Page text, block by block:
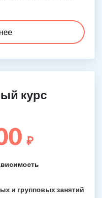
курс
₽
и групповых занятий